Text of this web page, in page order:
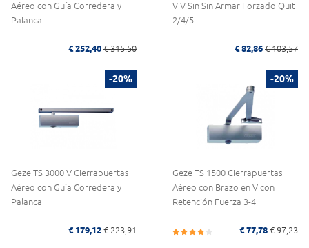
Aéreo con Guía Corredera y
Palanca
€ 252,40 € 315,50
V V Sin Sin Armar Forzado Quit
2/4/5
€ 82,86 € 103,57
-20%
Geze TS 3000 V Cierrapuertas
Aéreo con Guía Corredera y
Palanca
€ 179,12 € 223,91
-20%
Geze TS 1500 Cierrapuertas
Aéreo con Brazo en V con
Retención Fuerza 3-4
€ 77,78 € 97,23